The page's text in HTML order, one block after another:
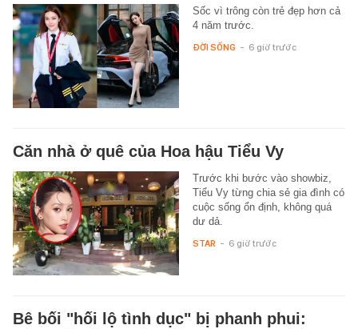
Sốc vì trông còn trẻ đẹp hơn cả
4 năm trước.
ĐỜI SỐNG - 6 giờ trước
Căn nhà ở quê của Hoa hậu Tiểu Vy
Trước khi bước vào showbiz,
Tiểu Vy từng chia sẻ gia đình có
cuộc sống ổn định, không quá
dư dả.
STAR - 6 giờ trước
Bê bối "hối lộ tình dục" bị phanh phui: